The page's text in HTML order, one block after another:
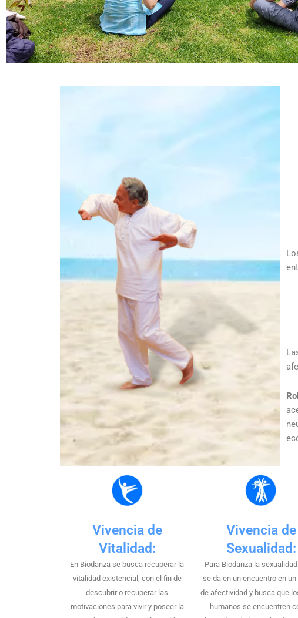
Vivencia de
Vitalidad:
En Biodanza se busca recuperar la
vitalidad existencial, con el fin de
descubrir o recuperar las
motivaciones para vivir y poseer la
Vivencia de
Sexualidad:
Para Biodanza la
se da en un encuentro en
de afectividad y busca que
humanos se encuentren